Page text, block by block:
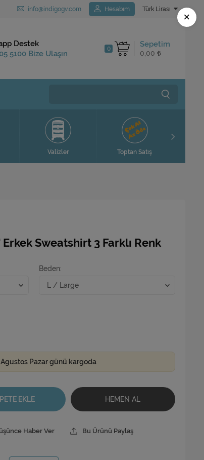
info@indigogv.com Hesabım Türk Lirası
Sepetim
0
0,00
ve Üzeri
Destek
5100 Bize Ulaşın
Valizler Toptan Satış
Sweatshirt 3 Farklı Renk
Beden
Agustos Pazar günü kargoda
EKLE HEMEN AL
Haber Ver Bu Ürünü Paylaş
×